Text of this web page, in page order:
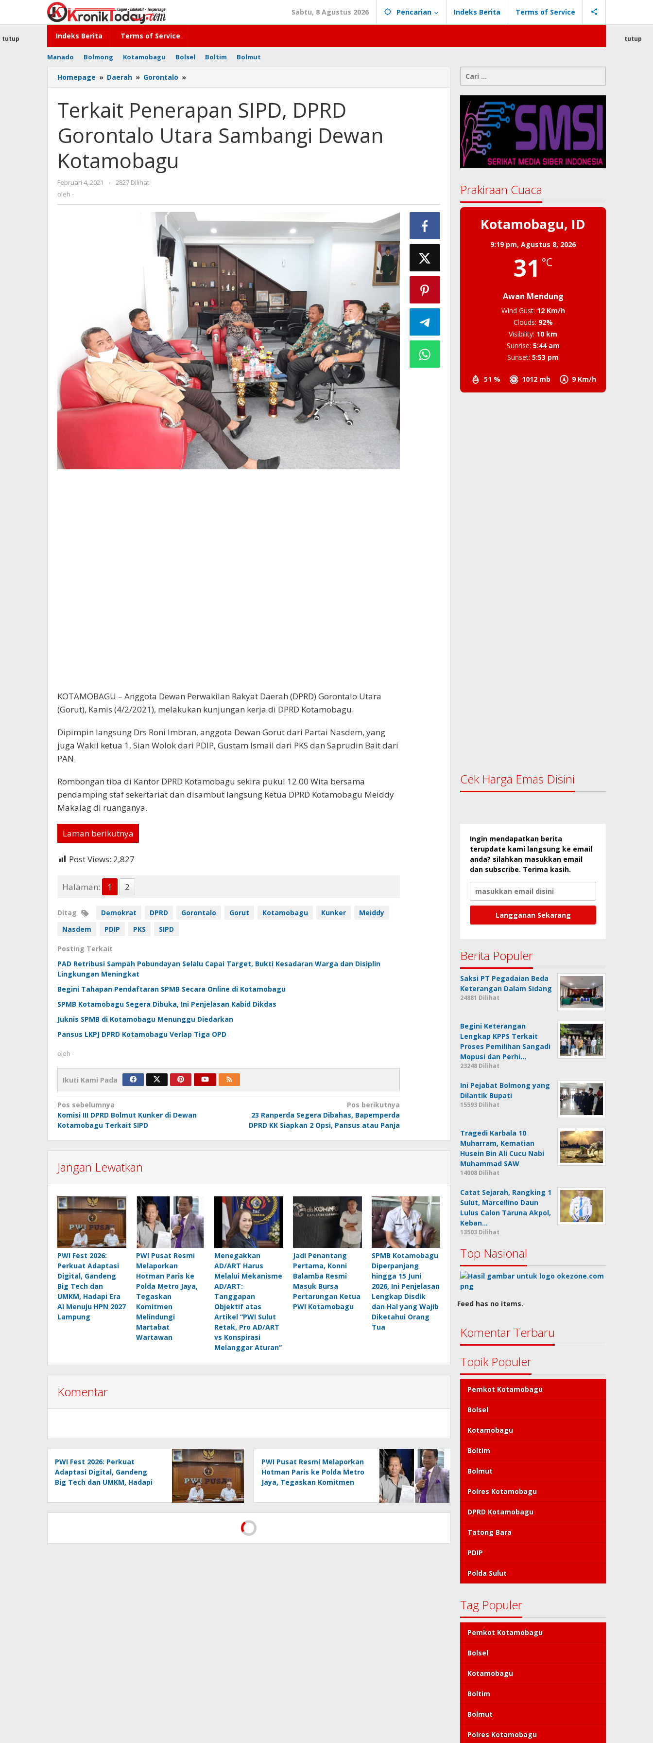
konten
Sabtu, 8 Agustus 2026 Pencarian Indeks Berita Terms of Service
Indeks Berita Terms of Service
Manado Bolmong Kotamobagu Bolsel Boltim Bolmut
tutup tutup
Homepage » Daerah » Gorontalo »
Penerapan
DPRD
Gorontalo
Sambangi
Terkait Penerapan SIPD, DPRD
Gorontalo Utara Sambangi Dewan
Kotamobagu
Februari 4, 2021
oleh
-
2827 Dilihat
oleh -
KOTAMOBAGU – Anggota Dewan Perwakilan Rakyat Daerah (DPRD) Gorontalo Utara
(Gorut), Kamis (4/2/2021), melakukan kunjungan kerja di DPRD Kotamobagu.
Dipimpin langsung Drs Roni Imbran, anggota Dewan Gorut dari Partai Nasdem, yang
juga Wakil ketua 1, Sian Wolok dari PDIP, Gustam Ismail dari PKS dan Saprudin Bait dari
PAN.
Rombongan tiba di Kantor DPRD Kotamobagu sekira pukul 12.00 Wita bersama
pendamping staf sekertariat dan disambut langsung Ketua DPRD Kotamobagu Meiddy
Makalag di ruanganya.
Laman berikutnya
Post Views: 2,827
Halaman: 1 2
Ditag Demokrat DPRD Gorontalo Gorut Kotamobagu Kunker
Meiddy
Nasdem
PDIP PKS SIPD
Posting Terkait
PAD Retribusi Sampah Pobundayan Selalu Capai Target, Bukti Kesadaran Warga dan Disiplin
Lingkungan Meningkat
Begini Tahapan Pendaftaran SPMB Secara Online di Kotamobagu
SPMB Kotamobagu Segera Dibuka, Ini Penjelasan Kabid Dikdas
Juknis SPMB di Kotamobagu Menunggu Diedarkan
Pansus LKPJ DPRD Kotamobagu Verlap Tiga OPD
oleh -
Ikuti Kami Pada
Navigasi
pos
Pos sebelumnya
Komisi III DPRD Bolmut Kunker di Dewan
Kotamobagu Terkait SIPD
Pos berikutnya
23 Ranperda Segera Dibahas, Bapemperda
DPRD KK Siapkan 2 Opsi, Pansus atau Panja
Jangan Lewatkan
PWI Fest 2026:
Perkuat Adaptasi
Digital, Gandeng
Big Tech dan
UMKM, Hadapi Era
AI Menuju HPN 2027
Lampung
PWI Pusat Resmi
Melaporkan
Hotman Paris ke
Polda Metro Jaya,
Tegaskan
Komitmen
Melindungi
Martabat
Wartawan
Menegakkan
AD/ART Harus
Melalui Mekanisme
AD/ART:
Tanggapan
Objektif atas
Artikel “PWI Sulut
Retak, Pro AD/ART
vs Konspirasi
Melanggar Aturan”
Jadi Penantang
Pertama, Konni
Balamba Resmi
Masuk Bursa
Pertarungan Ketua
PWI Kotamobagu
SPMB Kotamobagu
Diperpanjang
hingga 15 Juni
2026, Ini Penjelasan
Lengkap Disdik
dan Hal yang Wajib
Diketahui Orang
Tua
Komentar
PWI Fest 2026: Perkuat
Adaptasi Digital, Gandeng
Big Tech dan UMKM, Hadapi
Lampung
PWI Pusat Resmi Melaporkan
Hotman Paris ke Polda Metro
Jaya, Tegaskan Komitmen
Wartawan
Cari
untuk:
Prakiraan Cuaca
Kotamobagu, ID
9:19 pm,Agustus 8, 2026
31 °C
Awan Mendung
51 % 1012 mb 9 Km/h
Wind Gust: 12 Km/h
Clouds: 92%
Visibility: 10 km
Sunrise: 5:44 am
Sunset: 5:53 pm
Cek Harga Emas Disini
Ingin mendapatkan berita
terupdate kami langsung ke email
anda? silahkan masukkan email
dan subscribe. Terima kasih.
Berita Populer
Saksi PT Pegadaian Beda
Keterangan Dalam Sidang
24881 Dilihat
Begini Keterangan
Lengkap KPPS Terkait
Proses Pemilihan Sangadi
Mopusi dan Perhi…
23248 Dilihat
Ini Pejabat Bolmong yang
Dilantik Bupati
15593 Dilihat
Tragedi Karbala 10
Muharram, Kematian
Husein Bin Ali Cucu Nabi
Muhammad SAW
14008 Dilihat
Catat Sejarah, Rangking 1
Sulut, Marcellino Daun
Lulus Calon Taruna Akpol,
Keban…
13503 Dilihat
Top Nasional
Feed has no items.
Komentar Terbaru
Topik Populer
Pemkot Kotamobagu
Bolsel
Kotamobagu
Boltim
Bolmut
Polres Kotamobagu
DPRD Kotamobagu
Tatong Bara
PDIP
Polda Sulut
Tag Populer
Pemkot Kotamobagu
Bolsel
Kotamobagu
Boltim
Bolmut
Polres Kotamobagu